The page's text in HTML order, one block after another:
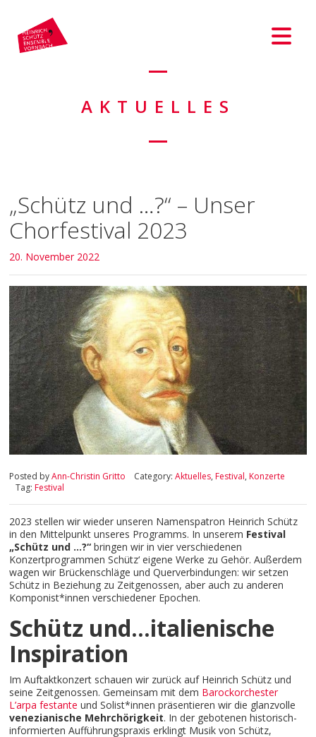
AKTUELLES
„Schütz und …?“ – Unser
Chorfestival 2023
20. November 2022
Posted byAnn-Christin Gritto Category: Aktuelles, Festival, Konzerte
Tag: Festival
2023 stellen wir wieder unseren Namenspatron Heinrich Schütz
in den Mittelpunkt unseres Programms. In unserem Festival
„Schütz und …?“ bringen wir in vier verschiedenen
Konzertprogrammen Schütz‘ eigene Werke zu Gehör. Außerdem
wagen wir Brückenschläge und Querverbindungen: wir setzen
Schütz in Beziehung zu Zeitgenossen, aber auch zu anderen
Komponist*innen verschiedener Epochen.
Schütz und…italienische
Inspiration
Im Auftaktkonzert schauen wir zurück auf Heinrich Schütz und
seine Zeitgenossen. Gemeinsam mit dem Barockorchester
L’arpa festante und Solist*innen präsentieren wir die glanzvolle
venezianische Mehrchörigkeit. In der gebotenen historisch-
informierten Aufführungspraxis erklingt Musik von Schütz,